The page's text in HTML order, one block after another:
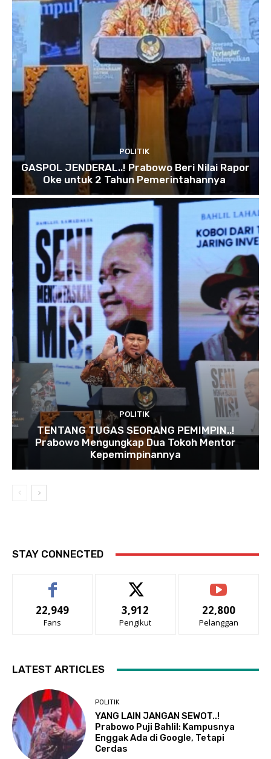
POLITIK
GASPOL JENDERAL..! Prabowo Beri Nilai Rapor
Oke untuk 2 Tahun Pemerintahannya
POLITIK
TENTANG TUGAS SEORANG PEMIMPIN..!
Prabowo Mengungkap Dua Tokoh Mentor
Kepemimpinannya
STAY CONNECTED
22,949
Fans
3,912
Pengikut
22,800
Pelanggan
LATEST ARTICLES
POLITIK
YANG LAIN JANGAN SEWOT..!
Prabowo Puji Bahlil: Kampusnya
Enggak Ada di Google, Tetapi
Cerdas